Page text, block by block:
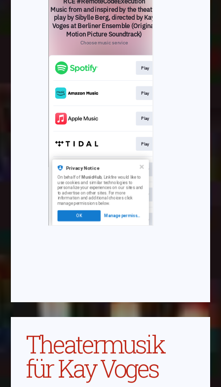
Theatermusik
für Kay Voges